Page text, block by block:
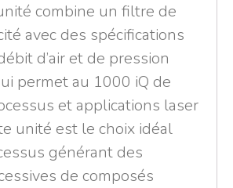
combine un filtre de
avec des spécifications
d’air et de pression
permet au 1000 iQ de
et applications laser
unité est le choix idéal
générant des
de composés